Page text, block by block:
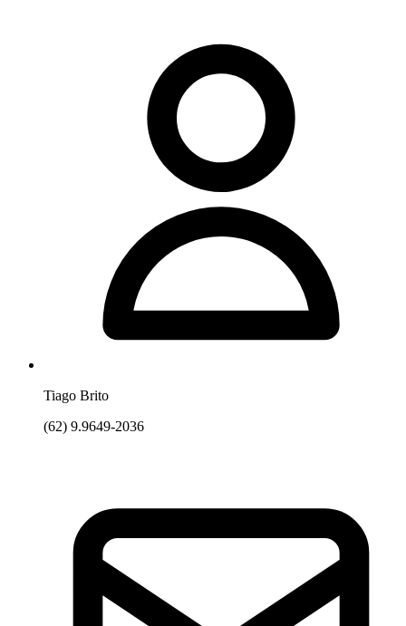
Tiago Brito
(62) 9.9649-2036